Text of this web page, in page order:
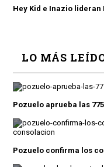
Hey Kid e Inazio lideran
LO MÁS
Pozuelo aprueba las
Pozuelo confirma los